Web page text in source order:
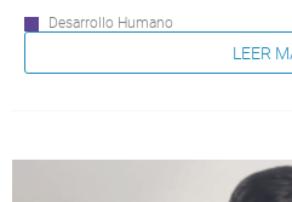
Desarrollo Humano
LEER